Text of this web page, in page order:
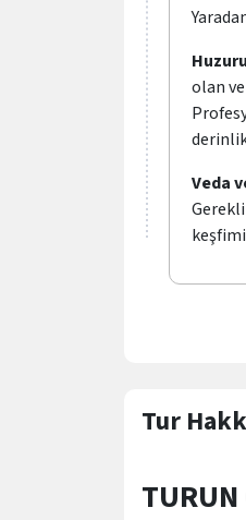
olan
Veda
Tur